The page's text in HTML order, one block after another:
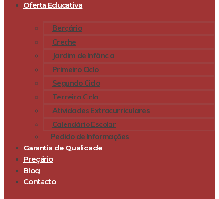
Oferta Educativa
Berçário
Creche
Jardim de Infância
Primeiro Ciclo
Segundo Ciclo
Terceiro Ciclo
Atividades Extracurriculares
Calendário Escolar
Pedido de Informações
Garantia de Qualidade
Preçário
Blog
Contacto